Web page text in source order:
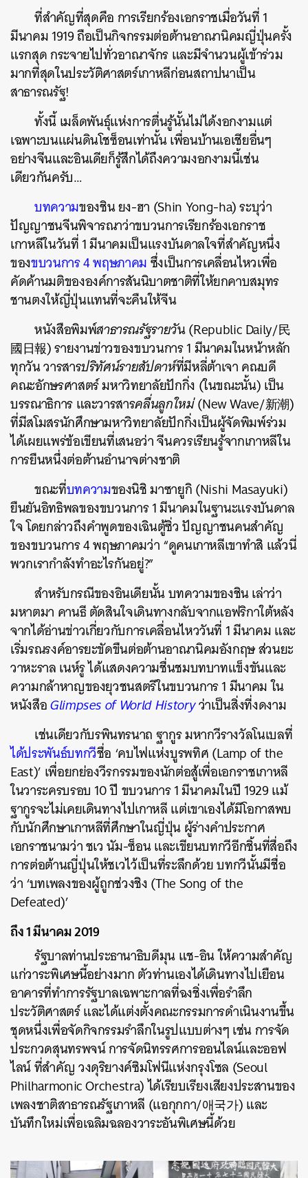
ที่สำคัญที่สุดคือ การเรียกร้องเอกราชเมื่อวันที่ 1
มีนาคม 1919 ถือเป็นกิจกรรมต่อต้านอาณานิคมญี่ปุ่นครั้ง
แรกสุด กระจายไปทั่วอาณาจักร และมีจำนวนผู้เข้าร่วม
มากที่สุดในประวัติศาสตร์เกาหลีก่อนสถาปนาเป็น
สาธารณรัฐ!
ทั้งนี้ เมล็ดพันธุ์แห่งการตื่นรู้นั้นไม่ได้งอกงามแต่
เฉพาะบนแผ่นดินโชซ็อนเท่านั้น เพื่อนบ้านเอเชียอื่นๆ
อย่างจีนและอินเดียก็รู้สึกได้ถึงความงอกงามนี้เช่น
เดียวกันครับ…
บทความของชิน ยง-ฮา (Shin Yong-ha) ระบุว่า
ปัญญาชนจีนพิจารณาว่าขบวนการเรียกร้องเอกราช
เกาหลีในวันที่ 1 มีนาคมเป็นแรงบันดาลใจที่สำคัญหนึ่ง
ของขบวนการ 4 พฤษภาคมซึ่งเป็นการเคลื่อนไหวเพื่อ
คัดค้านมติขององค์การสันนิบาตชาติที่ให้ยกคาบสมุทร
ชานตงให้ญี่ปุ่นแทนที่จะคืนให้จีน
หนังสือพิมพ์สาธารณรัฐรายวัน (Republic Daily/民
國日報) รายงานข่าวของขบวนการ 1 มีนาคมในหน้าหลัก
ทุกวัน วารสารปริทัศน์รายสัปดาห์ที่มีหลี่ต้าเจา คณบดี
คณะอักษรศาสตร์ มหาวิทยาลัยปักกิ่ง (ในขณะนั้น) เป็น
บรรณาธิการ และวารสารคลื่นลูกใหม่(New Wave/新潮)
ที่มีสโมสรนักศึกษามหาวิทยาลัยปักกิ่งเป็นผู้จัดพิมพ์ร่วม
ได้เผยแพร่ข้อเขียนที่เสนอว่า จีนควรเรียนรู้จากเกาหลีใน
การยืนหนึ่งต่อต้านอำนาจต่างชาติ
ขณะที่บทความของนิชิ มาซายูกิ (Nishi Masayuki)
ยืนยันอิทธิพลของขบวนการ 1 มีนาคมในฐานะแรงบันดาล
ใจ โดยกล่าวถึงคำพูดของเฉินตู้ซิ่ว ปัญญาชนคนสำคัญ
ของขบวนการ 4 พฤษภาคมว่า “ดูคนเกาหลีเขาทำสิ แล้วนี่
พวกเรากำลังทำอะไรกันอยู่?”
สำหรับกรณีของอินเดียนั้น บทความของชิน เล่าว่า
มหาตมา คานธี ตัดสินใจเดินทางกลับจากแอฟริกาใต้หลัง
จากได้อ่านข่าวเกี่ยวกับการเคลื่อนไหววันที่ 1 มีนาคม และ
เริ่มรณรงค์อารยะขัดขืนต่อต้านอาณานิคมอังกฤษ ส่วนยะ
วาหะราล เนห์รู ได้แสดงความชื่นชมบทบาทแข็งขันและ
ความกล้าหาญของยุวชนสตรีในขบวนการ 1 มีนาคม ใน
หนังสือGlimpses of World Historyว่าเป็นสิ่งที่งดงาม
เช่นเดียวกับรพินทรนาถ ฐากูร มหากวีรางวัลโนเบลที่
ได้ประพันธ์บทกวีชื่อ ‘คบไฟแห่งบูรพทิศ (Lamp of the
East)’ เพื่อยกย่องวีรกรรมของนักต่อสู้เพื่อเอกราชเกาหลี
ในวาระครบรอบ 10 ปี ขบวนการ 1 มีนาคมในปี 1929 แม้
ฐากูรจะไม่เคยเดินทางไปเกาหลี แต่เขาเองได้มีโอกาสพบ
กับนักศึกษาเกาหลีที่ศึกษาในญี่ปุ่น ผู้ร่างคำประกาศ
เอกราชนามว่า ชเว นัม-ซ็อน และเขียนบทกวีอีกชิ้นที่สื่อถึง
การต่อต้านญี่ปุ่นให้ชเวไว้เป็นที่ระลึกด้วย บทกวีนั้นมีชื่อ
ว่า ‘บทเพลงของผู้ถูกช่วงชิง (The Song of the
Defeated)’
ถึง 1 มีนาคม 2019
รัฐบาลท่านประธานาธิบดีมุน แช-อิน ให้ความสำคัญ
แก่วาระพิเศษนี้อย่างมาก ตัวท่านเองได้เดินทางไปเยือน
อาคารที่ทำการรัฐบาลเฉพาะกาลที่ฉงชิ่งเพื่อรำลึก
ประวัติศาสตร์ และได้แต่งตั้งคณะกรรมการดำเนินงานขึ้น
ชุดหนึ่งเพื่อจัดกิจกรรมรำลึกในรูปแบบต่างๆ เช่น การจัด
ประกวดสุนทรพจน์ การจัดนิทรรศการออนไลน์และออฟ
ไลน์ ที่สำคัญ วงดุริยางค์ซิมโฟนีแห่งกรุงโซล (Seoul
Philharmonic Orchestra) ได้เรียบเรียงเสียงประสานของ
เพลงชาติสาธารณรัฐเกาหลี (แอกุกกา/애국가) และ
บันทึกใหม่เพื่อเฉลิมฉลองวาระอันพิเศษนี้ด้วย